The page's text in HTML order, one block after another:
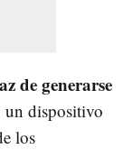
de generarse
un dispositivo
los